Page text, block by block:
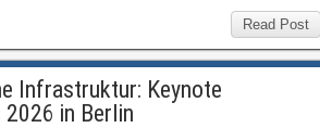
Read Post
Infrastruktur: Keynote
in Berlin